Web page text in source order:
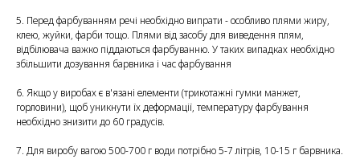
5. Перед фарбуванням речі необхідно випрати - особливо плями жиру,
клею, жуйки, фарби тощо. Плями від засобу для виведення плям,
відбілювача важко піддаються фарбуванню. У таких випадках необхідно
збільшити дозування барвника і час фарбування
6. Якщо у виробах є в'язані елементи (трикотажні гумки манжет,
горловини), щоб уникнути їх деформації, температуру фарбування
необхідно знизити до 60 градусів.
7. Для виробу вагою 500-700 г води потрібно 5-7 літрів, 10-15 г барвника.